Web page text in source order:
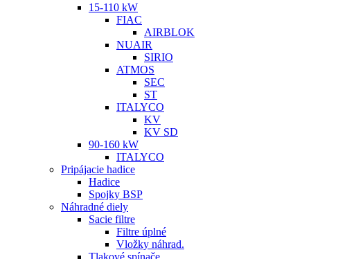
15-110 kW
FIAC
AIRBLOK
NUAIR
SIRIO
ATMOS
SEC
ST
ITALYCO
KV
KV SD
90-160 kW
ITALYCO
Pripájacie hadice
Hadice
Spojky BSP
Náhradné diely
Sacie filtre
Filtre úplné
Vložky náhrad.
Tlakové spínače